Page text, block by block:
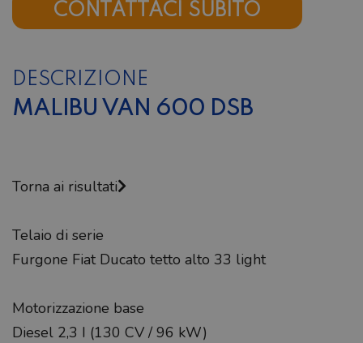
CONTATTACI SUBITO
DESCRIZIONE
MALIBU VAN 600 DSB
Torna ai risultati
Telaio di serie
Furgone Fiat Ducato tetto alto 33 light
Motorizzazione base
Diesel 2,3 I (130 CV / 96 kW)